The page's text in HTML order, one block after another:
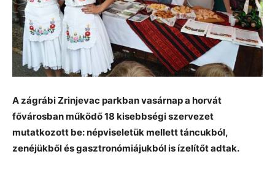
A zágrábi Zrinjevac parkban vasárnap a horvát
fővárosban működő 18 kisebbségi szervezet
mutatkozott be: népviseletük mellett táncukból,
zenéjükből és gasztronómiájukból is ízelítőt adtak.